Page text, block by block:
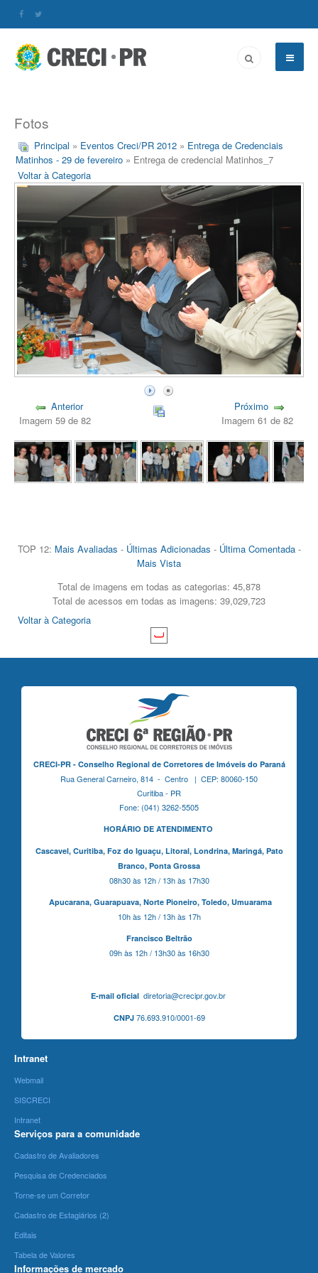
Fotos
Principal » Eventos Creci/PR 2012 » Entrega de Credenciais
Matinhos - 29 de fevereiro » Entrega de credencial Matinhos_7
Voltar à Categoria
Anterior
Imagem 59 de 82
Próximo
Imagem 61 de 82
TOP 12: Mais Avaliadas - Últimas Adicionadas - Última Comentada-
Mais Vista
Total de imagens em todas as categorias: 45,878
Total de acessos em todas as imagens: 39,029,723
Voltar à Categoria
CRECI-PR - Conselho Regional de Corretores de Imóveis do Paraná
Rua General Carneiro, 814 - Centro | CEP: 80060-150
Curitiba - PR
Fone: (041) 3262-5505
HORÁRIO DE ATENDIMENTO
Cascavel, Curitiba,Foz do Iguaçu, Litoral, Londrina, Maringá, Pato
Branco, Ponta Grossa
08h30 às 12h / 13h às 17h30
Apucarana, Guarapuava, Norte Pioneiro, Toledo, Umuarama
10h às 12h / 13h às 17h
Francisco Beltrão
09h às 12h / 13h30 às 16h30
E-mail oficialdiretoria@crecipr.gov.br
CNPJ76.693.910/0001-69
Intranet
Webmail
SISCRECI
Intranet
Serviços para a comunidade
Cadastro de Avaliadores
Pesquisa de Credenciados
Torne-se um Corretor
Cadastro de Estagiários (2)
Editais
Tabela de Valores
Informações de mercado